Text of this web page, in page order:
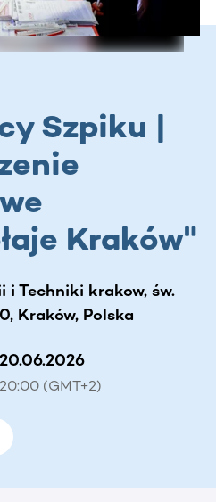
Szpiku |
Kraków"
i Techniki krakow, św.
Kraków, Polska
20.06.2026
20:00 (GMT+2)